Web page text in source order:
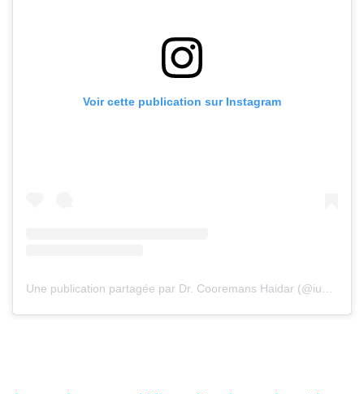
Voir cette publication sur Instagram
Une publication partagée par Dr. Cooremans Haidar (@iuventu.clinic)